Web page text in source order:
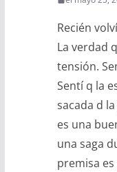
Recién
La verdad
tensión.
Sentí q la
sacada d
es una
una saga
premisa